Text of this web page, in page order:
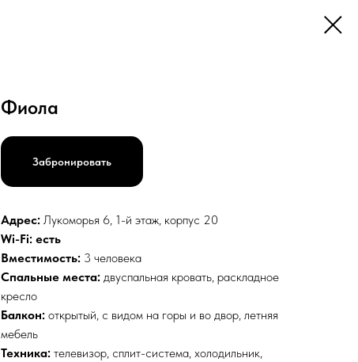
Фиола
Забронировать
Адрес: Лукоморья 6, 1-й этаж, корпус 20
Wi-Fi: есть
Вместимость: 3 человека
Спальные места: двуспальная кровать, раскладное
кресло
Балкон: открытый, с видом на горы и во двор, летняя
мебель
Техника: телевизор, сплит-система, холодильник,